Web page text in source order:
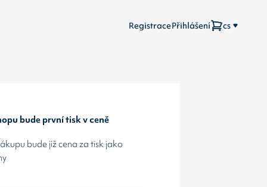
RegistracePřihlášení cs
bude první tisk v ceně
bude již cena za tisk jako